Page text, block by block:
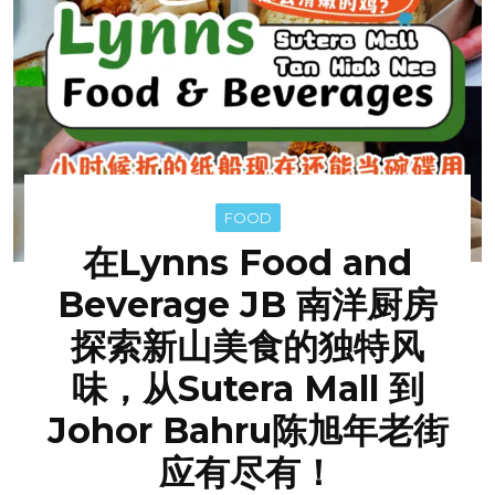
FOOD
在Lynns Food and
Beverage JB 南洋厨房
探索新山美食的独特风
味，从Sutera Mall 到
Johor Bahru陈旭年老街
应有尽有！